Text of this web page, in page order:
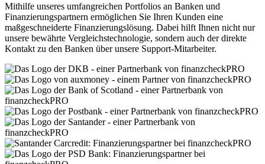
Mithilfe unseres umfangreichen Portfolios an Banken und
Finanzierungspartnern ermöglichen Sie Ihren Kunden eine
maßgeschneiderte Finanzierungslösung. Dabei hilft Ihnen nicht nur
unsere bewährte Vergleichstechnologie, sondern auch der direkte
Kontakt zu den Banken über unsere Support-Mitarbeiter.